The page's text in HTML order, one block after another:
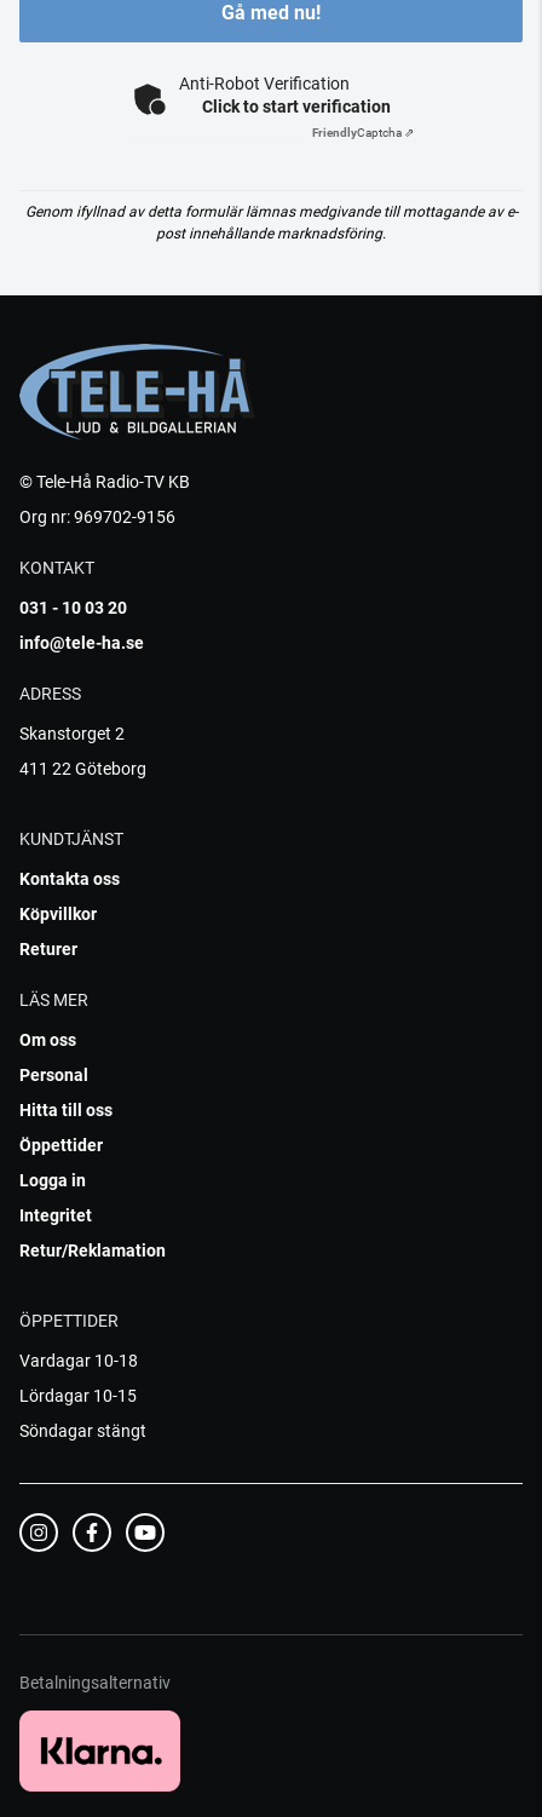
Gå med nu!
Anti-Robot Verification
Click to start verification
FriendlyCaptcha ⇗
Genom ifyllnad av detta formulär lämnas medgivande till mottagande av e-
post innehållande marknadsföring.
© Tele-Hå Radio-TV KB
Org nr: 969702-9156
KONTAKT
031 - 10 03 20
info@tele-ha.se
ADRESS
Skanstorget 2
411 22 Göteborg
KUNDTJÄNST
Kontakta oss
Köpvillkor
Returer
LÄS MER
Om oss
Personal
Hitta till oss
Öppettider
Logga in
Integritet
Retur/Reklamation
ÖPPETTIDER
Vardagar 10-18
Lördagar 10-15
Söndagar stängt
Betalningsalternativ